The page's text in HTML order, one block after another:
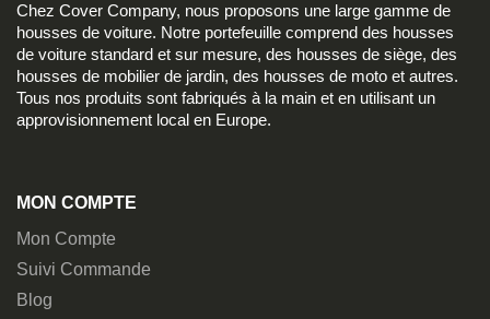
Chez Cover Company, nous proposons une large gamme de
housses de voiture. Notre portefeuille comprend des housses
de voiture standard et sur mesure, des housses de siège, des
housses de mobilier de jardin, des housses de moto et autres.
Tous nos produits sont fabriqués à la main et en utilisant un
approvisionnement local en Europe.
MON COMPTE
Mon Compte
Suivi Commande
Blog